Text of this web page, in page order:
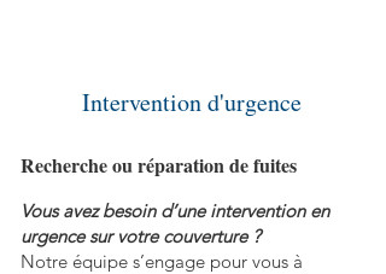
Intervention d'urgence
Recherche ou réparation de fuites
Vous avez besoin d’une intervention en
urgence sur votre couverture ?
Notre équipe s’engage pour vous à